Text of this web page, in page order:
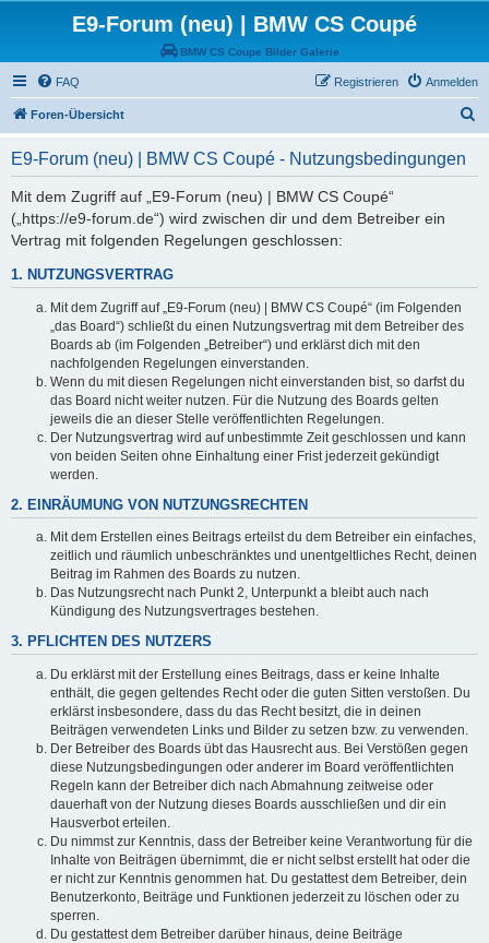
E9-Forum (neu) | BMW CS Coupé
BMW CS Coupe Bilder Galerie
FAQ Anmelden
Registrieren
Foren-Übersicht
E9-Forum (neu) | BMW CS Coupé - Nutzungsbedingungen
Mit dem Zugriff auf „E9-Forum (neu) | BMW CS Coupé“
(„https://e9-forum.de“) wird zwischen dir und dem Betreiber ein
Vertrag mit folgenden Regelungen geschlossen:
1. NUTZUNGSVERTRAG
Mit dem Zugriff auf „E9-Forum (neu) | BMW CS Coupé“ (im Folgenden
„das Board“) schließt du einen Nutzungsvertrag mit dem Betreiber des
Boards ab (im Folgenden „Betreiber“) und erklärst dich mit den
nachfolgenden Regelungen einverstanden.
Wenn du mit diesen Regelungen nicht einverstanden bist, so darfst du
das Board nicht weiter nutzen. Für die Nutzung des Boards gelten
jeweils die an dieser Stelle veröffentlichten Regelungen.
Der Nutzungsvertrag wird auf unbestimmte Zeit geschlossen und kann
von beiden Seiten ohne Einhaltung einer Frist jederzeit gekündigt
werden.
2. EINRÄUMUNG VON NUTZUNGSRECHTEN
Mit dem Erstellen eines Beitrags erteilst du dem Betreiber ein einfaches,
zeitlich und räumlich unbeschränktes und unentgeltliches Recht, deinen
Beitrag im Rahmen des Boards zu nutzen.
Das Nutzungsrecht nach Punkt 2, Unterpunkt a bleibt auch nach
Kündigung des Nutzungsvertrages bestehen.
3. PFLICHTEN DES NUTZERS
Du erklärst mit der Erstellung eines Beitrags, dass er keine Inhalte
enthält, die gegen geltendes Recht oder die guten Sitten verstoßen. Du
erklärst insbesondere, dass du das Recht besitzt, die in deinen
Beiträgen verwendeten Links und Bilder zu setzen bzw. zu verwenden.
Der Betreiber des Boards übt das Hausrecht aus. Bei Verstößen gegen
diese Nutzungsbedingungen oder anderer im Board veröffentlichten
Regeln kann der Betreiber dich nach Abmahnung zeitweise oder
dauerhaft von der Nutzung dieses Boards ausschließen und dir ein
Hausverbot erteilen.
Du nimmst zur Kenntnis, dass der Betreiber keine Verantwortung für die
Inhalte von Beiträgen übernimmt, die er nicht selbst erstellt hat oder die
er nicht zur Kenntnis genommen hat. Du gestattest dem Betreiber, dein
Benutzerkonto, Beiträge und Funktionen jederzeit zu löschen oder zu
sperren.
Du gestattest dem Betreiber darüber hinaus, deine Beiträge